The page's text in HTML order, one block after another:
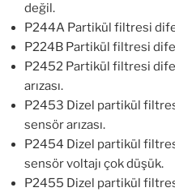
değil.
P244A Partikül filtresi
P224B Partikül filtresi
P2452 Partikül filtresi
arızası.
P2453 Dizel partikül
sensör arızası.
P2454 Dizel partikül
sensör voltajı çok düşük.
P2455 Dizel partikül